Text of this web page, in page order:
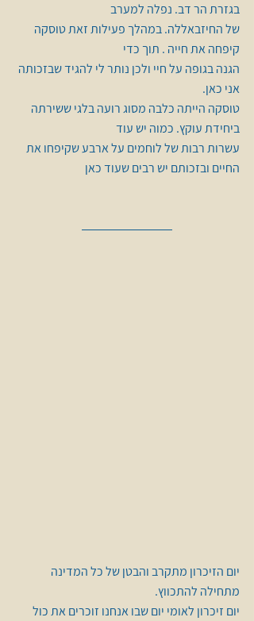
בגזרת הר דב. נפלה למערב
של החיזבאללה. במהלך פעילות זאת טוסקה
קיפחה את חייה . תוך כדי
הגנה בגופה על חיי ולכן נותר לי להגיד שבזכותה
אני כאן.
טוסקה הייתה כלבה מסוג רועה בלגי ששירתה
ביחידת עוקץ. כמוה יש עוד
עשרות רבות של לוחמים על ארבע שקיפחו את
החיים ובזכותם יש רבים שעוד כאן
יום הזיכרון מתקרב והבטן של כל המדינה
מתחילה להתכווץ.
יום זיכרון לאומי יום שבו אנחנו זוכרים את כול